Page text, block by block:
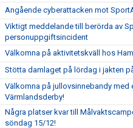
Angående cyberattacken mot
Viktigt meddelande till berörda av
personuppgiftsincident
Välkomna på aktivitetskväll hos
Stötta damlaget på lördag i jakten
Välkomna på jullovsinnebandy med
Värmlandsderby!
Några platser kvar till
söndag 15/12!